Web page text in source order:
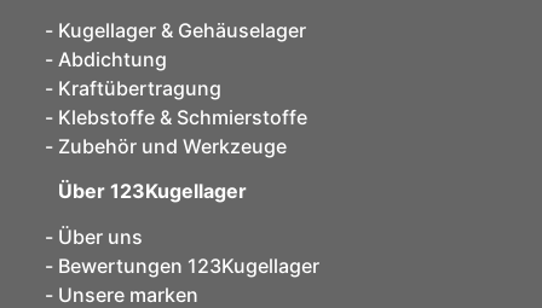
Kugellager & Gehäuselager
Abdichtung
Kraftübertragung
Klebstoffe & Schmierstoffe
Zubehör und Werkzeuge
Über 123Kugellager
Über uns
Bewertungen 123Kugellager
Unsere marken